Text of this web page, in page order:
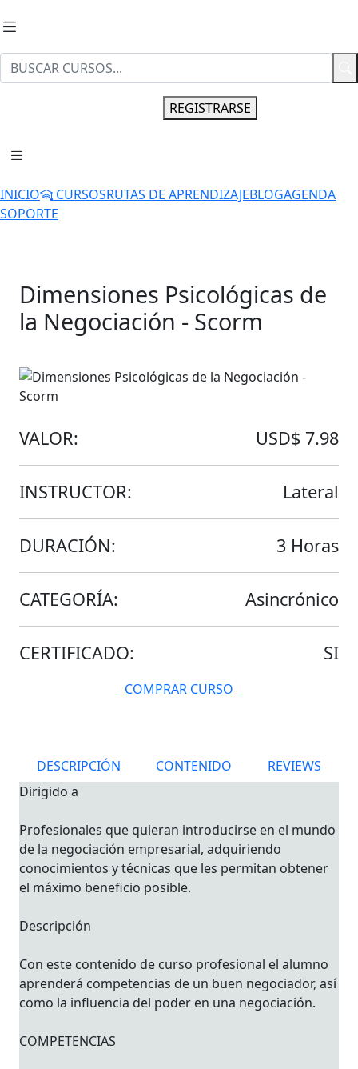
REGISTRARSE
INICIO CURSOSRUTAS DE APRENDIZAJEBLOGAGENDA
SOPORTE
Dimensiones Psicológicas de
la Negociación - Scorm
VALOR: USD$ 7.98
INSTRUCTOR: Lateral
DURACIÓN: 3 Horas
CATEGORÍA: Asincrónico
CERTIFICADO: SI
COMPRAR CURSO
DESCRIPCIÓN CONTENIDO
REVIEWS
Dirigido a
Profesionales que quieran introducirse en el mundo
de la negociación empresarial, adquiriendo
conocimientos y técnicas que les permitan obtener
el máximo beneficio posible.
Descripción
Con este contenido de curso profesional el alumno
aprenderá competencias de un buen negociador, así
como la influencia del poder en una negociación.
COMPETENCIAS